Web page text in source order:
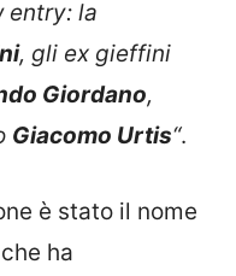
entry: la
, gli ex gieffini
Giordano,
Giacomo Urtis“.
è stato il nome
che ha